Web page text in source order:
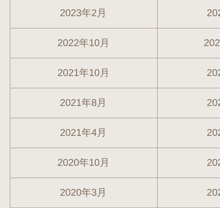
2023年2月
2022年10月
2021年10月
2021年8月
2021年4月
2020年10月
2020年3月